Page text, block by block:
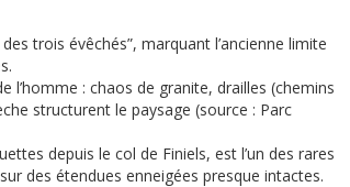
trois évêchés”, marquant l’ancienne limite
l’homme : chaos de granite, drailles (chemins
structurent le paysage (source : Parc
depuis le col de Finiels, est l’un des rares
des étendues enneigées presque intactes.